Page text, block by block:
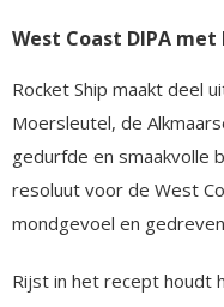
West Coast DIPA
Rocket Ship maakt deel
Moersleutel, de
gedurfde en smaakvolle
resoluut voor de West
mondgevoel en
Rijst in het recept houdt